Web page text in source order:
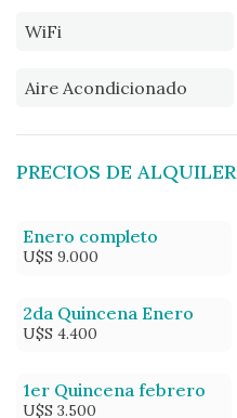
WiFi
Aire Acondicionado
PRECIOS DE ALQUILER
Enero completo
U$S 9.000
2da Quincena Enero
U$S 4.400
1er Quincena febrero
U$S 3.500